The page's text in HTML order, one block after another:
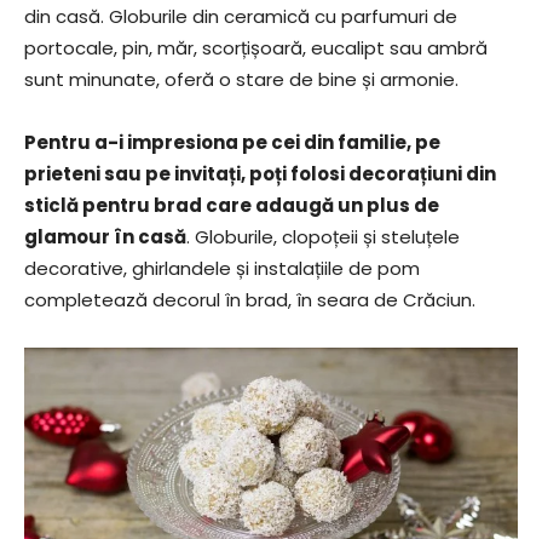
din casă. Globurile din ceramică cu parfumuri de
portocale, pin, măr, scorțișoară, eucalipt sau ambră
sunt minunate, oferă o stare de bine și armonie.
Pentru a-i impresiona pe cei din familie, pe
prieteni sau pe invitați, poți folosi decorațiuni din
sticlă pentru brad care adaugă un plus de
glamour în casă. Globurile, clopoțeii și steluțele
decorative, ghirlandele și instalațiile de pom
completează decorul în brad, în seara de Crăciun.